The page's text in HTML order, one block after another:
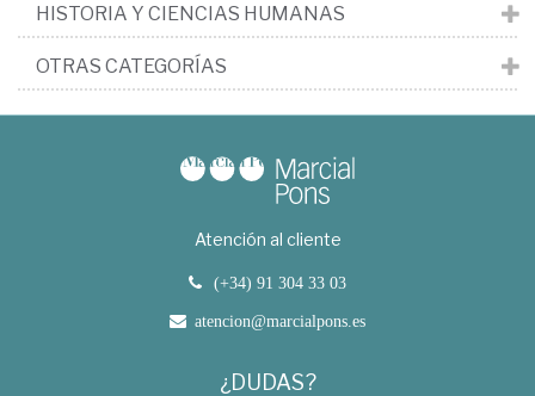
HISTORIA Y CIENCIAS HUMANAS
OTRAS CATEGORÍAS
Atención al cliente
(+34) 91 304 33 03
atencion@marcialpons.es
¿DUDAS?